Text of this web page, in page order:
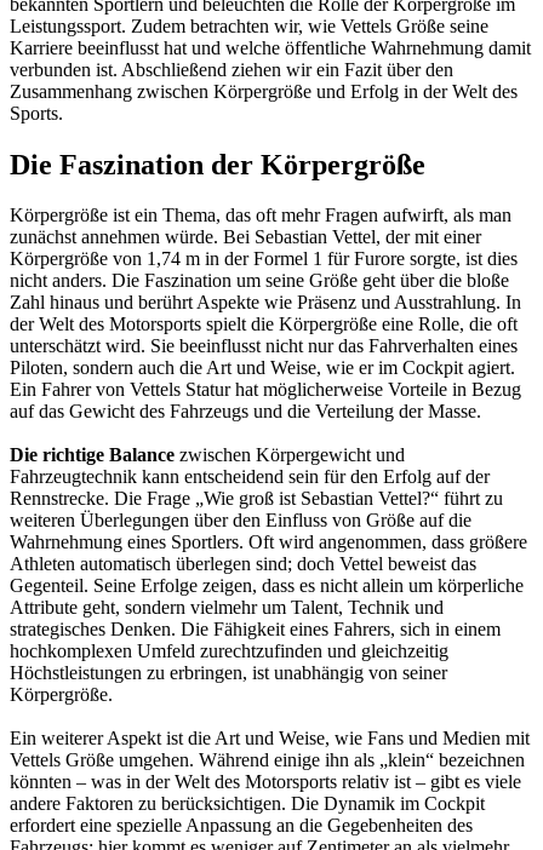
Leistungssport. Zudem betrachten wir, wie Vettels Größe seine
Karriere beeinflusst hat und welche öffentliche Wahrnehmung damit
verbunden ist. Abschließend ziehen wir ein Fazit über den
Zusammenhang zwischen Körpergröße und Erfolg in der Welt des
Sports.
Die Faszination der Körpergröße
Körpergröße ist ein Thema, das oft mehr Fragen aufwirft, als man
zunächst annehmen würde. Bei Sebastian Vettel, der mit einer
Körpergröße von 1,74 m in der Formel 1 für Furore sorgte, ist dies
nicht anders. Die Faszination um seine Größe geht über die bloße
Zahl hinaus und berührt Aspekte wie Präsenz und Ausstrahlung. In
der Welt des Motorsports spielt die Körpergröße eine Rolle, die oft
unterschätzt wird. Sie beeinflusst nicht nur das Fahrverhalten eines
Piloten, sondern auch die Art und Weise, wie er im Cockpit agiert.
Ein Fahrer von Vettels Statur hat möglicherweise Vorteile in Bezug
auf das Gewicht des Fahrzeugs und die Verteilung der Masse.
Die richtige Balance zwischen Körpergewicht und
Fahrzeugtechnik kann entscheidend sein für den Erfolg auf der
Rennstrecke. Die Frage „Wie groß ist Sebastian Vettel?“ führt zu
weiteren Überlegungen über den Einfluss von Größe auf die
Wahrnehmung eines Sportlers. Oft wird angenommen, dass größere
Athleten automatisch überlegen sind; doch Vettel beweist das
Gegenteil. Seine Erfolge zeigen, dass es nicht allein um körperliche
Attribute geht, sondern vielmehr um Talent, Technik und
strategisches Denken. Die Fähigkeit eines Fahrers, sich in einem
hochkomplexen Umfeld zurechtzufinden und gleichzeitig
Höchstleistungen zu erbringen, ist unabhängig von seiner
Körpergröße.
Ein weiterer Aspekt ist die Art und Weise, wie Fans und Medien mit
Vettels Größe umgehen. Während einige ihn als „klein“ bezeichnen
könnten – was in der Welt des Motorsports relativ ist – gibt es viele
andere Faktoren zu berücksichtigen. Die Dynamik im Cockpit
erfordert eine spezielle Anpassung an die Gegebenheiten des